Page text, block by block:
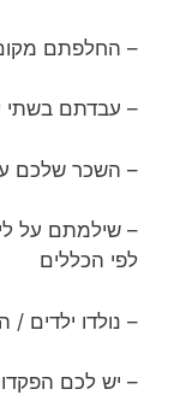
– החלפתם
– עבדתם בשתי
– השכר שלכם
– שילמתם על
לפי הכללים
– נולדו
– יש לכם